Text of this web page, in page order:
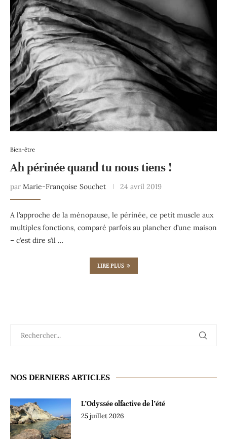
Bien-être
Ah périnée quand tu nous tiens !
par Marie-Françoise Souchet 24 avril 2019
A l’approche de la ménopause, le périnée, ce petit muscle aux
multiples fonctions, comparé parfois au plancher d’une maison
– c’est dire s’il …
LIRE PLUS
NOS DERNIERS ARTICLES
L’Odyssée olfactive de l’été
25 juillet 2026